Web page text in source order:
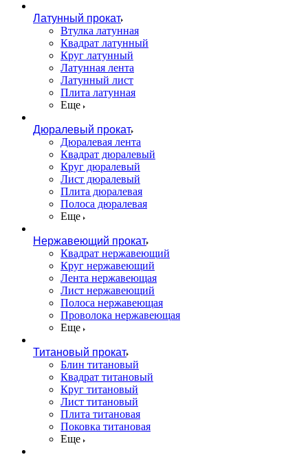
Латунный прокат
Втулка латунная
Квадрат латунный
Круг латунный
Латунная лента
Латунный лист
Плита латунная
Еще
Дюралевый прокат
Дюралевая лента
Квадрат дюралевый
Круг дюралевый
Лист дюралевый
Плита дюралевая
Полоса дюралевая
Еще
Нержавеющий прокат
Квадрат нержавеющий
Круг нержавеющий
Лента нержавеющая
Лист нержавеющий
Полоса нержавеющая
Проволока нержавеющая
Еще
Титановый прокат
Блин титановый
Квадрат титановый
Круг титановый
Лист титановый
Плита титановая
Поковка титановая
Еще